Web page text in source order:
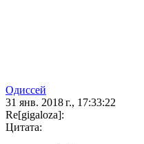
Одиссей
31 янв. 2018 г., 17:33:22
Re[gigaloza]:
Цитата: